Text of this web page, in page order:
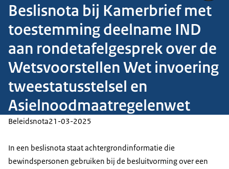
Beslisnota bij Kamerbrief met
toestemming deelname IND
aan rondetafelgesprek over de
Wetsvoorstellen Wet invoering
tweestatusstelsel en
Asielnoodmaatregelenwet
Beleidsnota21-03-2025
In een beslisnota staat achtergrondinformatie die
bewindspersonen gebruiken bij de besluitvorming over een